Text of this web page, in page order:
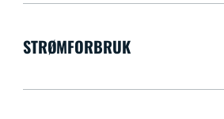
STRØMFORBRUK